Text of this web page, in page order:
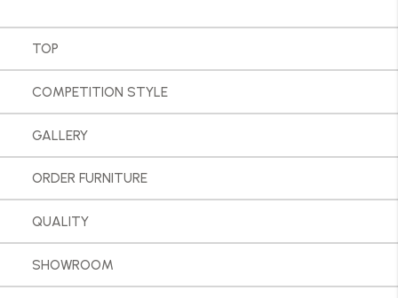
TOP
COMPETITION STYLE
GALLERY
ORDER FURNITURE
QUALITY
SHOWROOM